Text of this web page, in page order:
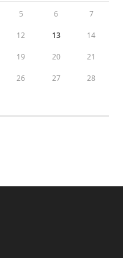
5 6 7
12 13 14
19 20 21
26 27 28